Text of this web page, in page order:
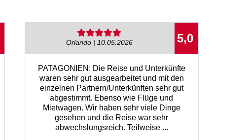
5,0
Orlando | 10.05.2026
PATAGONIEN: Die Reise und Unterkünfte
waren sehr gut ausgearbeitet und mit den
einzelnen Partnern/Unterkünften sehr gut
abgestimmt. Ebenso wie Flüge und
Mietwagen. Wir haben sehr viele Dinge
gesehen und die Reise war sehr
abwechslungsreich. Teilweise ...